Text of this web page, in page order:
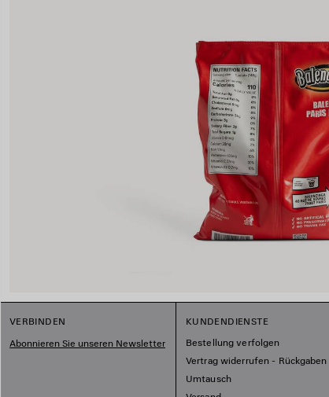
VERBINDEN
Abonnieren Sie unseren Newsletter
KUNDENDIENSTE
Bestellung verfolgen
Vertrag widerrufen - Rückgaben
Umtausch